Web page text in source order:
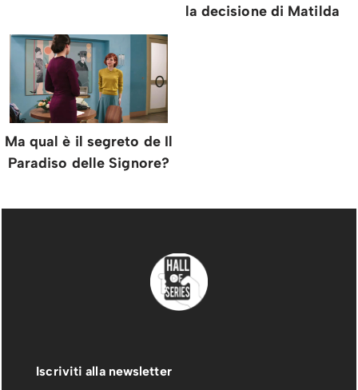
la decisione di Matilda
Ma qual è il segreto de Il
Paradiso delle Signore?
Iscriviti alla newsletter